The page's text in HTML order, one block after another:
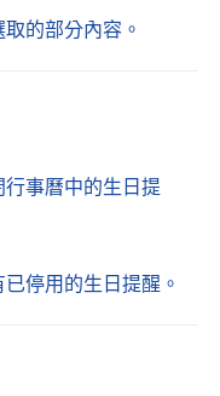
的部分內容。
行事曆中的生日提
停用的生日提醒。